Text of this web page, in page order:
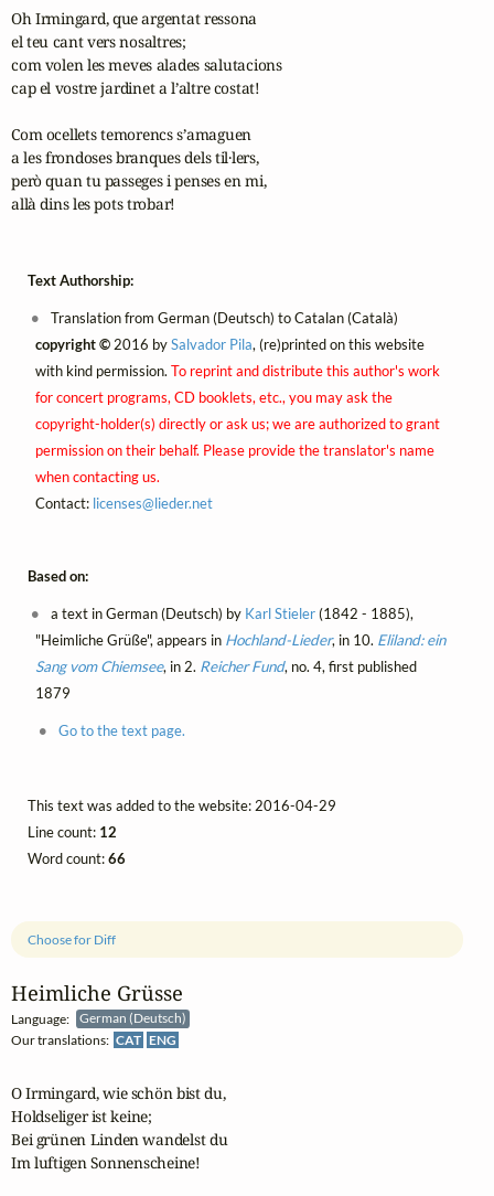
Heimliche Grüsse
Language:
German (Deutsch)
Our translations: CAT ENG
Choose for Diff
O Irmingard, wie schön bist du,
Holdseliger ist keine;
Bei grünen Linden wandelst du
Im luftigen Sonnenscheine!
Oh Irmingard, que argentat ressona
el teu cant vers nosaltres;
com volen les meves alades salutacions
cap el vostre jardinet a l’altre costat!
Com ocellets temorencs s’amaguen
a les frondoses branques dels til·lers,
però quan tu passeges i penses en mi,
allà dins les pots trobar!
Text Authorship:
Translation from German (Deutsch) to Catalan (Català)
copyright ©2016 bySalvador Pila, (re)printed on this website
with kind permission. To reprint and distribute this author's work
for concert programs, CD booklets, etc., you may ask the
copyright-holder(s) directly or ask us; we are authorized to grant
permission on their behalf. Please provide the translator's name
when contacting us.
Contact: licenses@lieder.net
Based on:
a text in German (Deutsch) by Karl Stieler(1842 - 1885),
"Heimliche Grüße", appears in Hochland-Lieder, in 10. Eliland: ein
Sang vom Chiemsee, in 2. Reicher Fund, no. 4, first published
1879
Go to the text page.
This text was added to the website: 2016-04-29
Line count: 12
Word count:66